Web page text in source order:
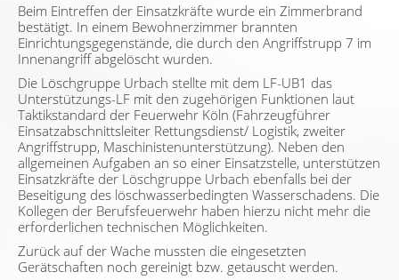
Beim Eintreffen der Einsatzkräfte wurde ein Zimmerbrand
bestätigt. In einem Bewohnerzimmer brannten
Einrichtungsgegenstände, die durch den Angriffstrupp 7 im
Innenangriff abgelöscht wurden.
Die Löschgruppe Urbach stellte mit dem LF-UB1 das
Unterstützungs-LF mit den zugehörigen Funktionen laut
Taktikstandard der Feuerwehr Köln (Fahrzeugführer
Einsatzabschnittsleiter Rettungsdienst/ Logistik, zweiter
Angriffstrupp, Maschinistenunterstützung). Neben den
allgemeinen Aufgaben an so einer Einsatzstelle, unterstützen
Einsatzkräfte der Löschgruppe Urbach ebenfalls bei der
Beseitigung des löschwasserbedingten Wasserschadens. Die
Kollegen der Berufsfeuerwehr haben hierzu nicht mehr die
erforderlichen technischen Möglichkeiten.
Zurück auf der Wache mussten die eingesetzten
Gerätschaften noch gereinigt bzw. getauscht werden.